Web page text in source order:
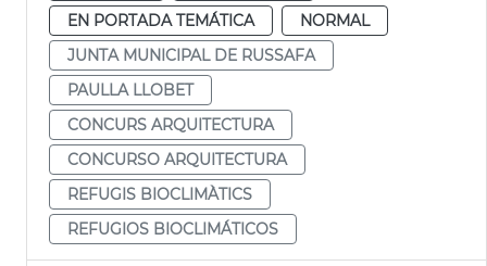
EN PORTADA TEMÁTICA
NORMAL
JUNTA MUNICIPAL DE RUSSAFA
PAULLA LLOBET
CONCURS ARQUITECTURA
CONCURSO ARQUITECTURA
REFUGIS BIOCLIMÀTICS
REFUGIOS BIOCLIMÁTICOS